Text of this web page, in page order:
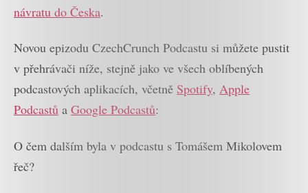
návratu do Česka.
Novou epizodu CzechCrunch Podcastu si můžete pustit
v přehrávači níže, stejně jako ve všech oblíbených
podcastových aplikacích, včetně Spotify, Apple
Podcastů a Google Podcastů:
O čem dalším byla v podcastu s Tomášem Mikolovem
řeč?